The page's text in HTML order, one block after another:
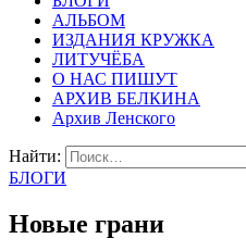
АЛЬБОМ
ИЗДАНИЯ КРУЖКА
ЛИТУЧЁБА
О НАС ПИШУТ
АРХИВ БЕЛКИНА
Архив Ленского
Найти:
БЛОГИ
Новые грани